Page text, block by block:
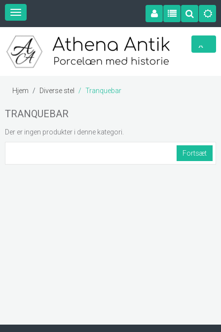
Hjem Diverse stel Tranquebar
TRANQUEBAR
Der er ingen produkter i denne kategori.
Fortsæt